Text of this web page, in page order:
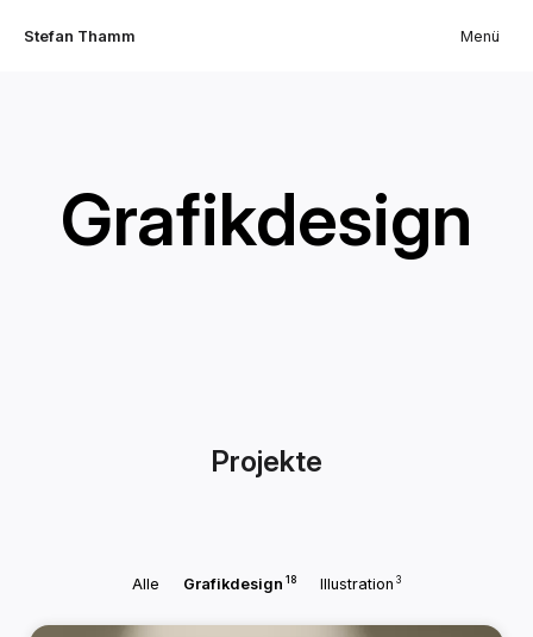
Stefan Thamm Menü
Grafikdesign
Projekte
Alle Grafikdesign 18 Illustration 3